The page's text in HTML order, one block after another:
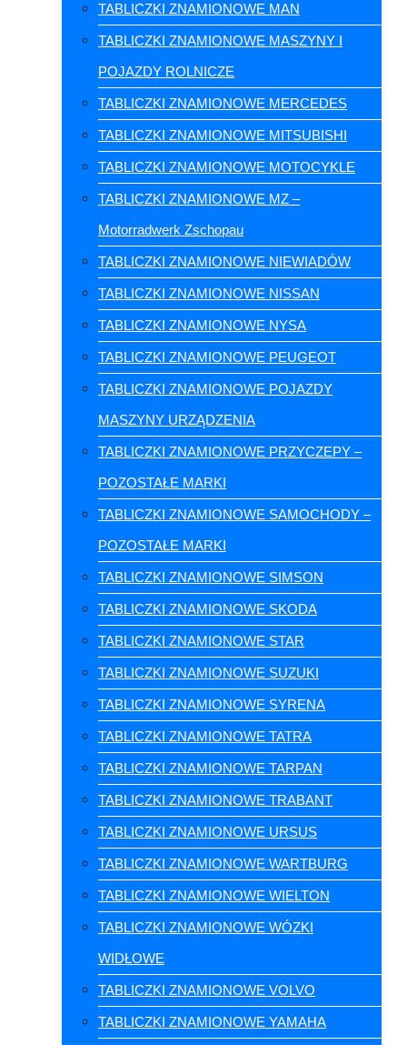
TABLICZKI ZNAMIONOWE MAN
TABLICZKI ZNAMIONOWE MASZYNY I
POJAZDY ROLNICZE
TABLICZKI ZNAMIONOWE MERCEDES
TABLICZKI ZNAMIONOWE MITSUBISHI
TABLICZKI ZNAMIONOWE MOTOCYKLE
TABLICZKI ZNAMIONOWE MZ –
Motorradwerk Zschopau
TABLICZKI ZNAMIONOWE NIEWIADÓW
TABLICZKI ZNAMIONOWE NISSAN
TABLICZKI ZNAMIONOWE NYSA
TABLICZKI ZNAMIONOWE PEUGEOT
TABLICZKI ZNAMIONOWE POJAZDY
MASZYNY URZĄDZENIA
TABLICZKI ZNAMIONOWE PRZYCZEPY –
POZOSTAŁE MARKI
TABLICZKI ZNAMIONOWE SAMOCHODY –
POZOSTAŁE MARKI
TABLICZKI ZNAMIONOWE SIMSON
TABLICZKI ZNAMIONOWE SKODA
TABLICZKI ZNAMIONOWE STAR
TABLICZKI ZNAMIONOWE SUZUKI
TABLICZKI ZNAMIONOWE SYRENA
TABLICZKI ZNAMIONOWE TATRA
TABLICZKI ZNAMIONOWE TARPAN
TABLICZKI ZNAMIONOWE TRABANT
TABLICZKI ZNAMIONOWE URSUS
TABLICZKI ZNAMIONOWE WARTBURG
TABLICZKI ZNAMIONOWE WIELTON
TABLICZKI ZNAMIONOWE WÓZKI
WIDŁOWE
TABLICZKI ZNAMIONOWE VOLVO
TABLICZKI ZNAMIONOWE YAMAHA